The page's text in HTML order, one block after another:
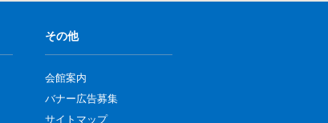
その他
会館案内
バナー広告募集
サイトマップ